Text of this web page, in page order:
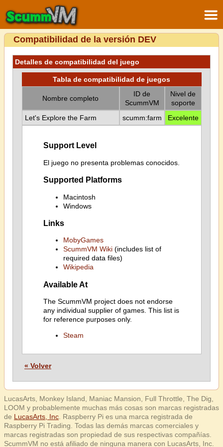
Compatibilidad de la versión DEV
Detalles de compatibilidad del juego
Tabla de compatibilidad de juegos
Nombre completo
ID de
ScummVM
Nivel de
soporte
Let's Explore the Farm
scumm:farm Excelente
Support Level
El juego no presenta problemas conocidos.
Supported Platforms
Macintosh
Windows
Links
MobyGames
ScummVM Wiki(includes list of
required data files)
Wikipedia
Available At
The ScummVM project does not endorse
any individual supplier of games. This list is
for reference purposes only.
Steam
« Volver
LucasArts, Monkey Island, Maniac Mansion, Full Throttle, The Dig,
LOOM y probablemente muchas más cosas son marcas registradas
de LucasArts, Inc . Raspberry Pi es una marca registrada de
Raspberry Pi Trading. Todas las demás marcas comerciales y
marcas registradas son propiedad de sus respectivas compañías.
ScummVM no está afiliado de ninguna manera con LucasArts, Inc.